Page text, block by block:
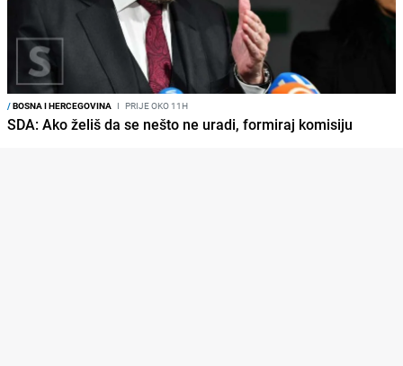
/BOSNA I HERCEGOVINA I PRIJE OKO 11H
SDA: Ako želiš da se nešto ne uradi, formiraj komisiju